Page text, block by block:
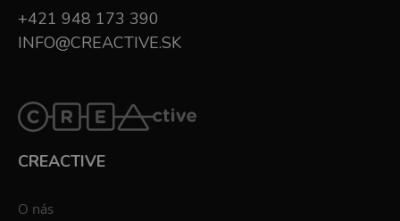
+421 948 173 390
INFO@CREACTIVE.SK
CREACTIVE
O nás